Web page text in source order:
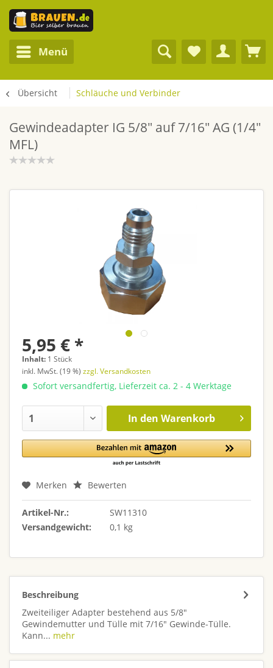
Menü
Übersicht Schläuche und Verbinder
Gewindeadapter IG 5/8" auf 7/16" AG (1/4"
MFL)
5,95 € *
Inhalt: 1 Stück
inkl. MwSt. (19 %) zzgl. Versandkosten
Sofort versandfertig, Lieferzeit ca. 2 - 4 Werktage
In den Warenkorb
Merken Bewerten
Artikel-Nr.:
SW11310
Versandgewicht:
0,1 kg
Beschreibung
Zweiteiliger Adapter bestehend aus 5/8"
Gewindemutter und Tülle mit 7/16" Gewinde-Tülle.
Kann... mehr